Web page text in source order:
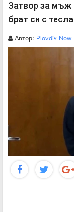
Затвор за мъж
брат си с тесла
Автор: Plovdiv Now